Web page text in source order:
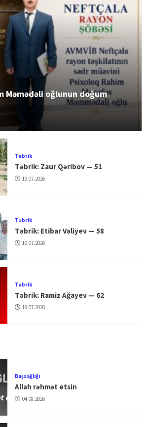
Məmədəli oğlunun doğum
Təbrik
Təbrik: Zaur Qəribov — 51
19.07.2026
Təbrik
Təbrik: Etibar Vəliyev — 58
19.07.2026
Təbrik
Təbrik: Ramiz Ağayev — 62
18.07.2026
Başsağlığı
Allah rəhmət etsin
04.08.2026